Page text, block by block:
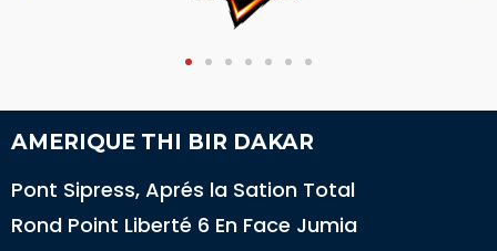
AMERIQUE THI BIR DAKAR
Pont Sipress, Aprés la Sation Total
Rond Point Liberté 6 En Face Jumia